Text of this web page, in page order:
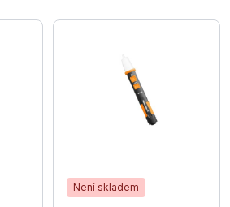
Není skladem